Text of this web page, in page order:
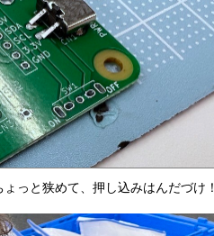
っと狭めて、押し込みはんだづけ！